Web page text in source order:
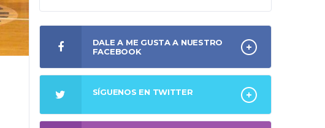
DALE A ME GUSTA A NUESTRO
FACEBOOK
SÍGUENOS EN TWITTER